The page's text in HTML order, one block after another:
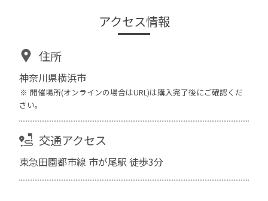
アクセス情報
住所
神奈川県横浜市
開催場所(オンラインの場合はURL)は購入完了後にご確認くだ
さい。
交通アクセス
東急田園都市線 市が尾駅 徒歩3分